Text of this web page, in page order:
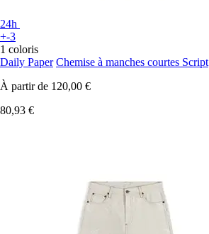
24h
+-3
1 coloris
Daily Paper Chemise à manches courtes Script
À partir de 120,00 €
80,93 €